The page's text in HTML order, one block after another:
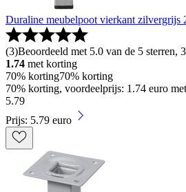
Duraline meubelpoot vierkant zilvergrijs
(3)Beoordeeld met 5.0 van de 5 sterren,
1.74 met korting
70% korting70% korting
70% korting, voordeelprijs: 1.74 euro
5.79
Prijs: 5.79 euro